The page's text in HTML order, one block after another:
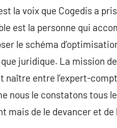
la voix que Cogedis a
est la personne qui
le schéma
juridique. La mission
entre l’expert-
nous le constatons tous
mais de le devancer et de